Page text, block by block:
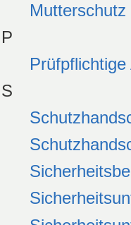
Mutterschutz
P
Prüfpflichtige
S